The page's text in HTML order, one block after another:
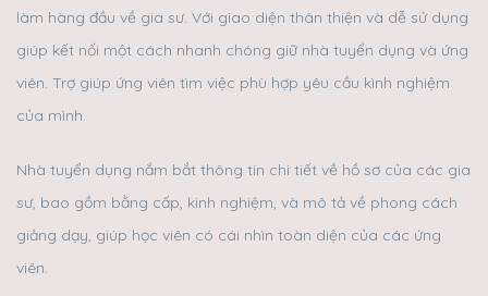
làm hàng đầu về gia sư. Với giao diện thân thiện và dễ sử dụng
giúp kết nối một cách nhanh chóng giữ nhà tuyển dụng và ứng
viên. Trợ giúp ứng viên tìm việc phù hợp yêu cầu kình nghiệm
của mình.
Nhà tuyển dụng nắm bắt thông tin chi tiết về hồ sơ của các gia
sư, bao gồm bằng cấp, kinh nghiệm, và mô tả về phong cách
giảng dạy, giúp học viên có cái nhìn toàn diện của các ứng
viên.